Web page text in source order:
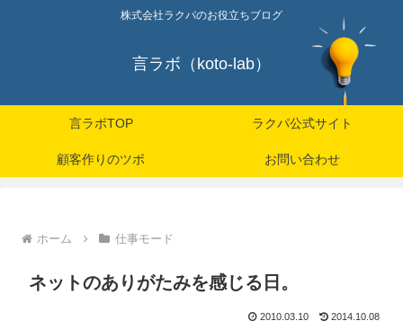
株式会社ラクパのお役立ちブログ
言ラボ（koto-lab）
言ラボTOP ラクパ公式サイト
顧客作りのツボ お問い合わせ
ホーム 仕事モード
ネットのありがたみを感じる日。
2010.03.10 2014.10.08